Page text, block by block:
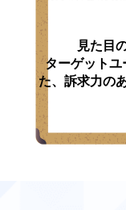
見た目
ターゲットユ
た、 訴求力の